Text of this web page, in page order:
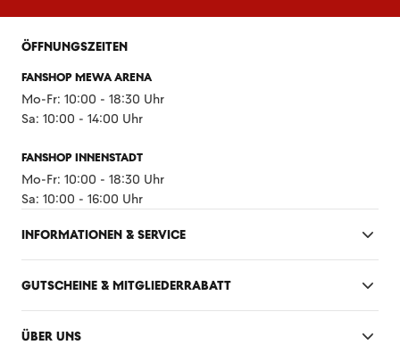
ÖFFNUNGSZEITEN
FANSHOP MEWA ARENA
Mo-Fr: 10:00 - 18:30 Uhr
Sa: 10:00 - 14:00 Uhr
FANSHOP INNENSTADT
Mo-Fr: 10:00 - 18:30 Uhr
Sa: 10:00 - 16:00 Uhr
INFORMATIONEN & SERVICE
GUTSCHEINE & MITGLIEDERRABATT
ÜBER UNS